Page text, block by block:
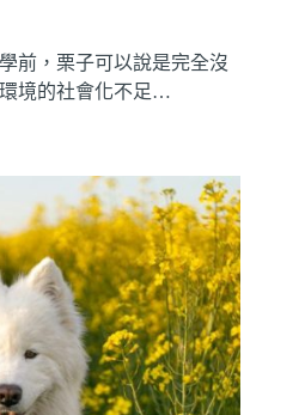
前，栗子可以說是完全沒
境的社會化不足…